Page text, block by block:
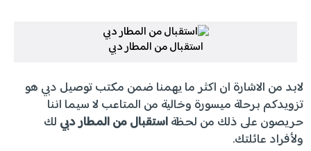
استقبال من المطار دبي
لابد من الاشارة ان اكثر ما يهمنا ضمن مكتب توصيل دبي هو
تزويدكم برحلة ميسورة وخالية من المتاعب لا سيما اننا
حريصون على ذلك من لحظةاستقبال من المطار دبي لك
ولأفراد عائلتك.